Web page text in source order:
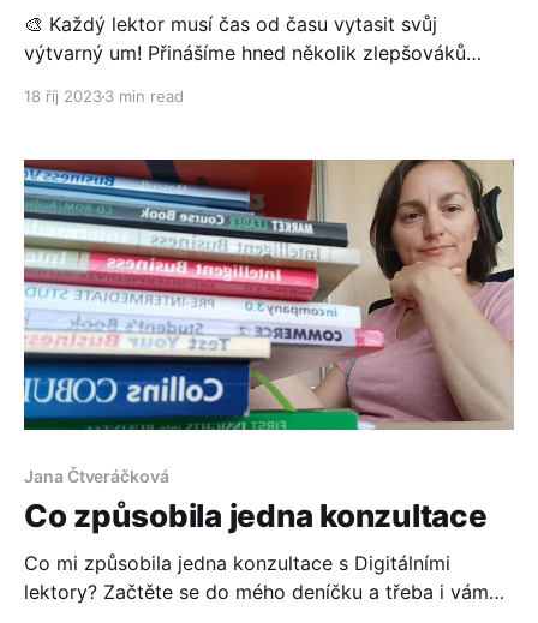
🎨 Každý lektor musí čas od času vytasit svůj
výtvarný um! Přinášíme hned několik zlepšováků
18 říj 20233 min read
Jana Čtveráčková
Co způsobila jedna konzultace
Co mi způsobila jedna konzultace s Digitálními
lektory? Začtěte se do mého deníčku a třeba i vám